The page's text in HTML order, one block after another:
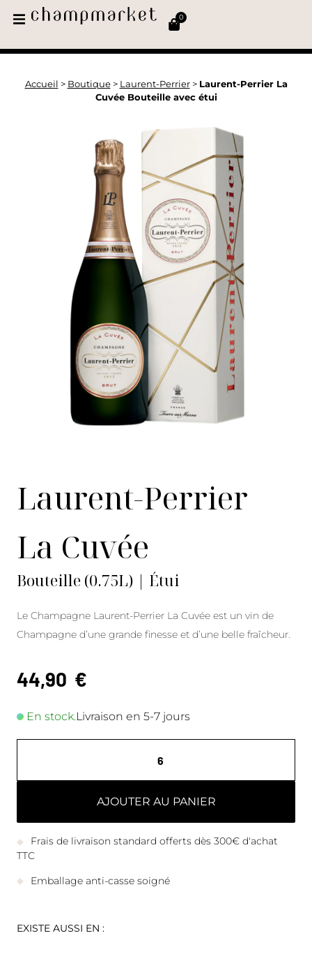
0
Accueil > Boutique> Laurent-Perrier> Laurent-Perrier La
Cuvée Bouteille avec étui
Laurent-Perrier
La Cuvée
Bouteille (0.75L) | Étui
Le Champagne Laurent-Perrier La Cuvée est un vin de
Champagne d’une grande finesse et d’une belle fraîcheur.
44,90 €
En stock.Livraison en 5-7 jours
AJOUTER AU PANIER
Frais de livraison standard offerts dès 300€ d'achat
TTC
Emballage anti-casse soigné
EXISTE AUSSI EN :